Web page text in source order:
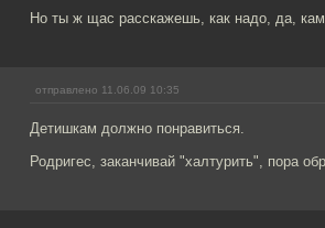
Но ты ж щас расскажешь, как надо, да,
отправлено 11.06.09 10:35
Детишкам должно понравиться.
Родригес, заканчивай "халтурить", пора